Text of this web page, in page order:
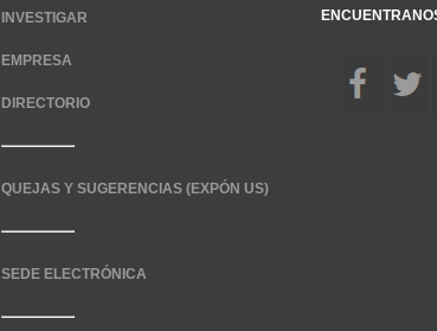
INVESTIGAR
EMPRESA
DIRECTORIO
QUEJAS Y SUGERENCIAS (EXPÓN US)
SEDE ELECTRÓNICA